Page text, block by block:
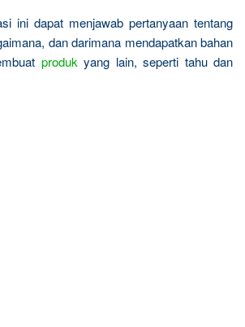
ini dapat menjawab pertanyaan tentang
dan darimana mendapatkan bahan
produk yang lain, seperti tahu dan